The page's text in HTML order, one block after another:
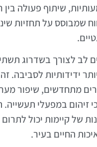
שיתוף פעולה בין
שמבוסס על תחזיות
לב לצורך בשדרוג
ידידותיות לסביבה.
מתחדשים, שיפור
זיהום במפעלי תעשייה.
של קיימות יכול